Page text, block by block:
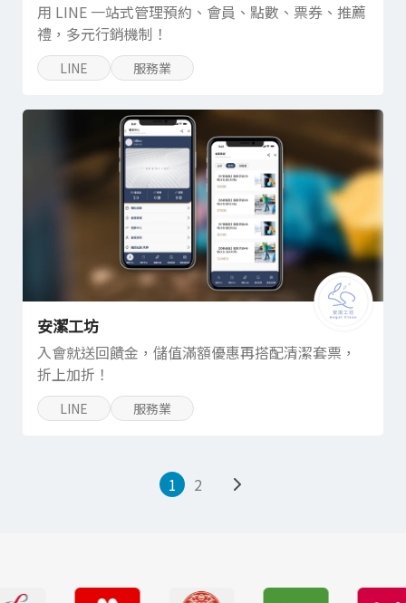
用 LINE 一站式管理預約、會員、點數、票券、推薦
禮，多元行銷機制！
LINE 服務業
安潔工坊
入會就送回饋金，儲值滿額優惠再搭配清潔套票，
折上加折！
LINE 服務業
1 2